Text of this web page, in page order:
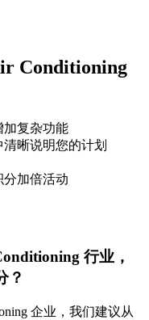
Conditioning
加复杂功能
晰说明您的计划
加倍活动
行业，
？
企业，我们建议从